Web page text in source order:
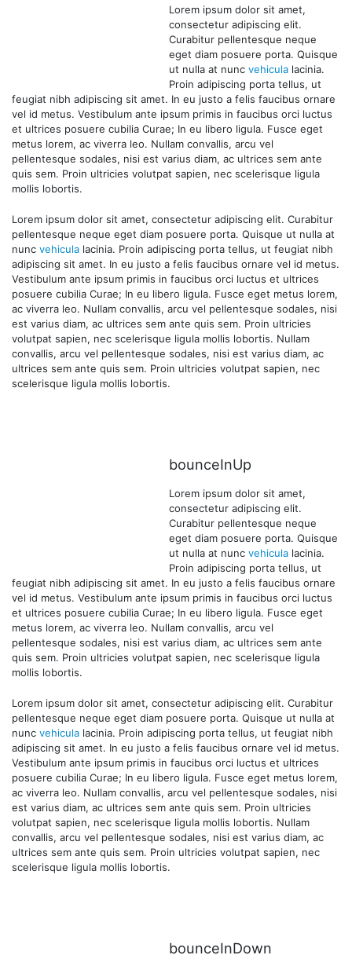
Lorem ipsum dolor sit amet,
consectetur adipiscing elit.
Curabitur pellentesque neque
eget diam posuere porta. Quisque
ut nulla at nunc vehicula lacinia.
Proin adipiscing porta tellus, ut
feugiat nibh adipiscing sit amet. In eu justo a felis faucibus ornare
vel id metus. Vestibulum ante ipsum primis in faucibus orci luctus
et ultrices posuere cubilia Curae; In eu libero ligula. Fusce eget
metus lorem, ac viverra leo. Nullam convallis, arcu vel
pellentesque sodales, nisi est varius diam, ac ultrices sem ante
quis sem. Proin ultricies volutpat sapien, nec scelerisque ligula
mollis lobortis.
Lorem ipsum dolor sit amet, consectetur adipiscing elit. Curabitur
pellentesque neque eget diam posuere porta. Quisque ut nulla at
nunc vehicula lacinia. Proin adipiscing porta tellus, ut feugiat nibh
adipiscing sit amet. In eu justo a felis faucibus ornare vel id metus.
Vestibulum ante ipsum primis in faucibus orci luctus et ultrices
posuere cubilia Curae; In eu libero ligula. Fusce eget metus lorem,
ac viverra leo. Nullam convallis, arcu vel pellentesque sodales, nisi
est varius diam, ac ultrices sem ante quis sem. Proin ultricies
volutpat sapien, nec scelerisque ligula mollis lobortis. Nullam
convallis, arcu vel pellentesque sodales, nisi est varius diam, ac
ultrices sem ante quis sem. Proin ultricies volutpat sapien, nec
scelerisque ligula mollis lobortis.
bounceInUp
Lorem ipsum dolor sit amet,
consectetur adipiscing elit.
Curabitur pellentesque neque
eget diam posuere porta. Quisque
ut nulla at nunc vehicula lacinia.
Proin adipiscing porta tellus, ut
feugiat nibh adipiscing sit amet. In eu justo a felis faucibus ornare
vel id metus. Vestibulum ante ipsum primis in faucibus orci luctus
et ultrices posuere cubilia Curae; In eu libero ligula. Fusce eget
metus lorem, ac viverra leo. Nullam convallis, arcu vel
pellentesque sodales, nisi est varius diam, ac ultrices sem ante
quis sem. Proin ultricies volutpat sapien, nec scelerisque ligula
mollis lobortis.
Lorem ipsum dolor sit amet, consectetur adipiscing elit. Curabitur
pellentesque neque eget diam posuere porta. Quisque ut nulla at
nunc vehicula lacinia. Proin adipiscing porta tellus, ut feugiat nibh
adipiscing sit amet. In eu justo a felis faucibus ornare vel id metus.
Vestibulum ante ipsum primis in faucibus orci luctus et ultrices
posuere cubilia Curae; In eu libero ligula. Fusce eget metus lorem,
ac viverra leo. Nullam convallis, arcu vel pellentesque sodales, nisi
est varius diam, ac ultrices sem ante quis sem. Proin ultricies
volutpat sapien, nec scelerisque ligula mollis lobortis. Nullam
convallis, arcu vel pellentesque sodales, nisi est varius diam, ac
ultrices sem ante quis sem. Proin ultricies volutpat sapien, nec
scelerisque ligula mollis lobortis.
bounceInDown